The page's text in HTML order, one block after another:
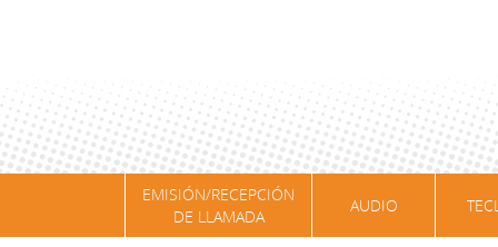
EMISIÓN/RECEPCIÓN
DE LLAMADA
AUDIO